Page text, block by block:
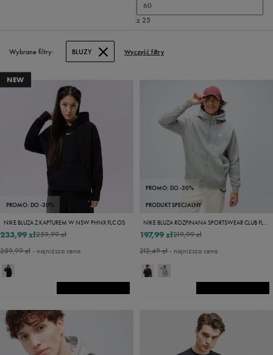
60
z 25
Wybrane filtry: BLUZY Wyczyść filtry
NEW
PROMO: DO -30%
NIKE BLUZA Z KAPTUREM W NSW PHNX FLC OS
259,99 zł
233,99 zł
259,99 zł- najniższa cena
PROMO: DO -30%
PRODUKT SPECJALNY
NIKE BLUZA ROZPINANA SPORTSWEAR CLUB FLEECE
219,99 zł
197,99 zł
212,49 zł- najniższa cena